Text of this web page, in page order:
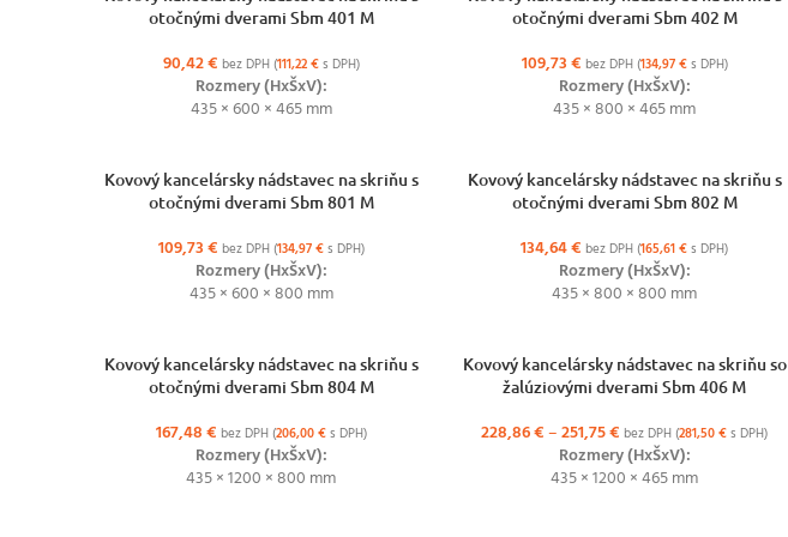
otočnými dverami Sbm 401 M
90,42€ bez DPH (111,22€s DPH)
Rozmery (HxŠxV):
435 × 600 × 465 mm
otočnými dverami Sbm 402 M
109,73€ bez DPH (134,97€s DPH)
Rozmery (HxŠxV):
435 × 800 × 465 mm
VÝBER MOŽNOSTÍ
Kovový kancelársky nádstavec na skriňu s
otočnými dverami Sbm 801 M
109,73€ bez DPH (134,97€s DPH)
Rozmery (HxŠxV):
435 × 600 × 800 mm
VÝBER MOŽNOSTÍ
Kovový kancelársky nádstavec na skriňu s
otočnými dverami Sbm 802 M
134,64€ bez DPH (165,61€s DPH)
Rozmery (HxŠxV):
435 × 800 × 800 mm
VÝBER MOŽNOSTÍ
Kovový kancelársky nádstavec na skriňu s
otočnými dverami Sbm 804 M
167,48€ bez DPH (206,00€s DPH)
Rozmery (HxŠxV):
435 × 1200 × 800 mm
VÝBER MOŽNOSTÍ
Kovový kancelársky nádstavec na skriňu so
žalúziovými dverami Sbm 406 M
228,86€–251,75€ bez DPH (281,50€s DPH)
Rozmery (HxŠxV):
435 × 1200 × 465 mm